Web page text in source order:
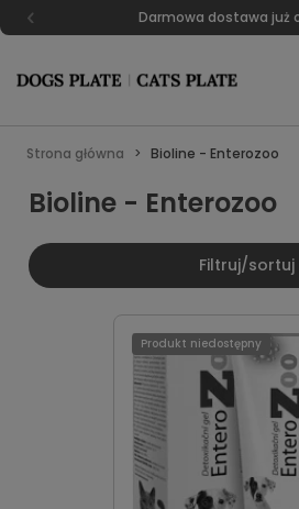
Darmowa dostawa już
Strona główna Bioline - Enterozoo
Bioline - Enterozoo
Filtruj/sortuj
Produkt niedostępny